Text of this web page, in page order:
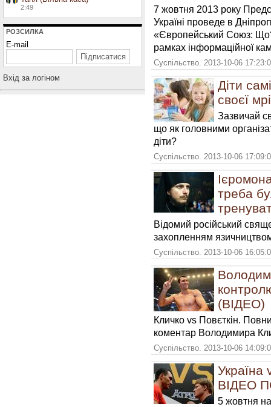
2:49
РОЗСИЛКА
E-mail
Вхiд за логiном
7 жовтня 2013 року
Україні проведе в
«Європейський Союз:
рамках інформаційної
Суспільство. 2013-10-06
Діти
своєї
Зазвичай
що як головними
діти?
Суспільство. 2013-10-06
треба
Відомий російський
захопленням
Суспільство. 2013-10-06
(ВІДЕО)
Кличко vs Повєткін.
коментар Володимира
Суспільство. 2013-10-06
Україна
ВІДЕО
5 жовтня на